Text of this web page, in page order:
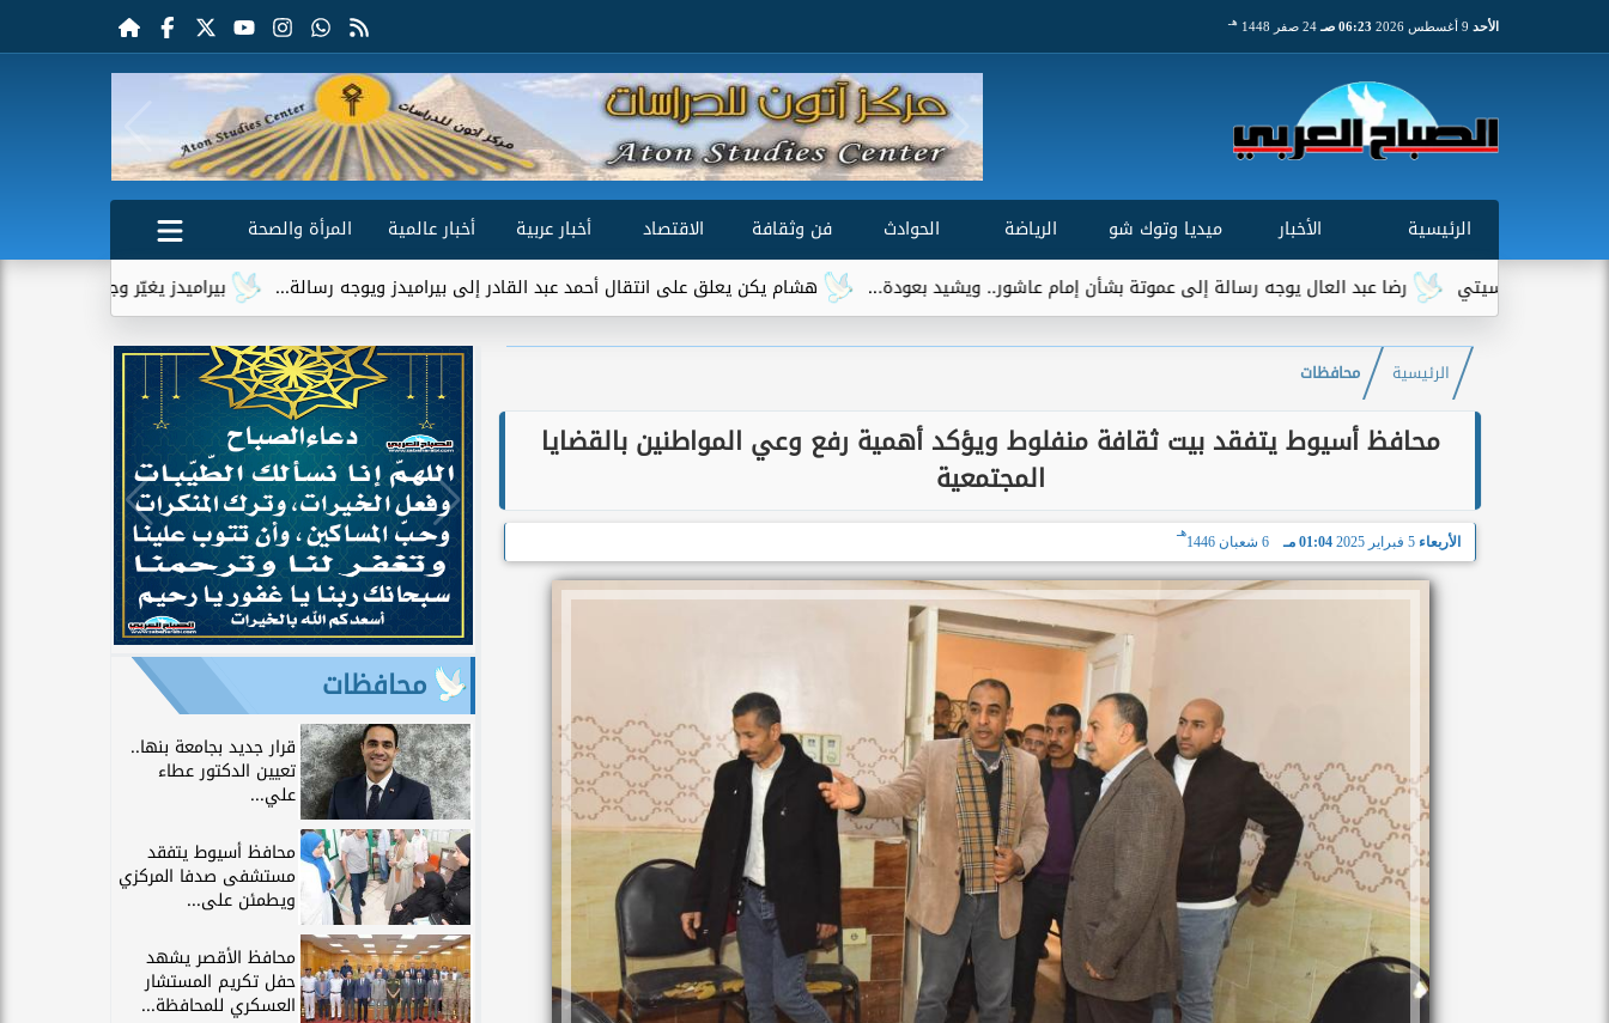
الأحد 06:23 صـ 24 صفر 1448 هـ
الرئيسية الأخبار ميديا وتوك شو الرياضة الحوادث فن وثقافة الاقتصاد أخبار عربية أخبار عالمية
المرأة والصحة
بيراميدز يغيّر وجهته الهجومية بعد
هشام يكن يعلق على انتقال أحمد عبد القادر إلى بيراميدز ويوجه رسالة... رضا عبد العال يوجه رسالة إلى عموتة بشأن إمام عاشور.. ويشيد بعودة...
الرئيسية محافظات
محافظ أسيوط يتفقد بيت ثقافة منفلوط ويؤكد أهمية رفع وعي المواطنين بالقضايا
المجتمعية
الأربعاء 5 فبراير 2025 01:04 مـ 6 شعبان 1446
هـ
محافظات
قرار جديد بجامعة بنها..
تعيين الدكتور عطاء
علي...
محافظ أسيوط يتفقد
مستشفى صدفا المركزي
ويطمئن على...
محافظ الأقصر يشهد
حفل تكريم المستشار
العسكري للمحافظة...